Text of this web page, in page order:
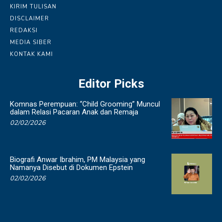
KIRIM TULISAN
DISCLAIMER
REDAKSI
MEDIA SIBER
KONTAK KAMI
Editor Picks
Komnas Perempuan: “Child Grooming” Muncul
dalam Relasi Pacaran Anak dan Remaja
02/02/2026
Biografi Anwar Ibrahim, PM Malaysia yang
Namanya Disebut di Dokumen Epstein
02/02/2026